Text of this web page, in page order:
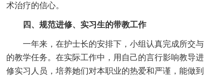
术治疗的信心。
四、规范进修、实习生的带教工作
一年来，在护士长的安排下，小组认真完成所交与
的教学任务。在实际工作中，用自己的言行影响教导进
修实习人员，培养她们对本职业的热爱和严谨，能做到